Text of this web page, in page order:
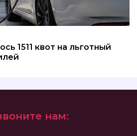
1511 квот на льготный
нам: